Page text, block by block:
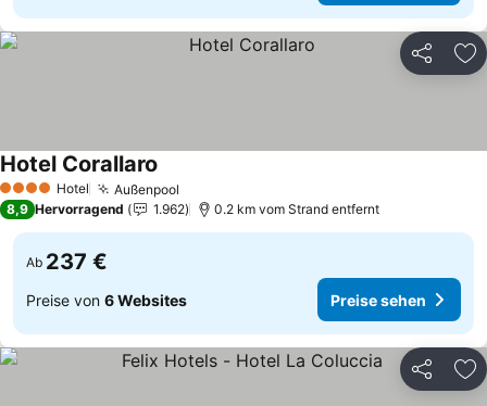
Teilen
4 Sterne Hotel Außenpool
Hotel Corallaro
8,9 Hervorragend 1.962 0.2 km vom Strand entfernt
Ab 237 €
Preise von 6 Websites Preise sehen
Teilen